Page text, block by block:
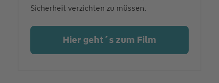
Sicherheit verzichten zu müssen.
Hier geht´s zum Film